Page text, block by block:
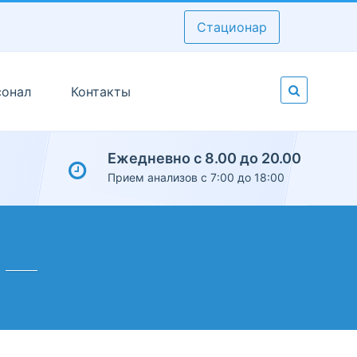
Стационар
Контакты
Ежедневно с 8.00 до 20.00
Прием анализов с 7:00 до 18:00